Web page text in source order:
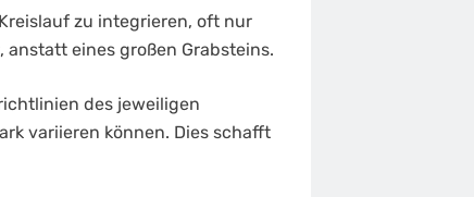
zu integrieren, oft nur
eines großen Grabsteins.
des jeweiligen
variieren können. Dies schafft